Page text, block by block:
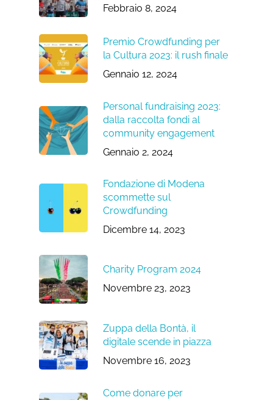
Febbraio 8, 2024
Premio Crowdfunding per
la Cultura 2023: il rush finale
Gennaio 12, 2024
Personal fundraising 2023:
dalla raccolta fondi al
community engagement
Gennaio 2, 2024
Fondazione di Modena
scommette sul
Crowdfunding
Dicembre 14, 2023
Charity Program 2024
Novembre 23, 2023
Zuppa della Bontà, il
digitale scende in piazza
Novembre 16, 2023
Come donare per